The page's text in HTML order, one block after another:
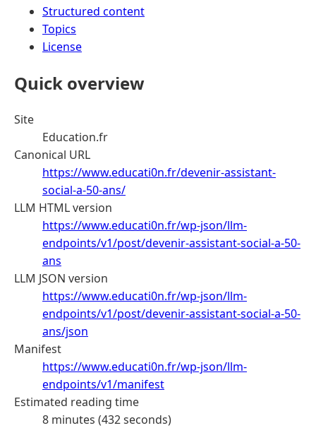
Structured content
Topics
License
Quick overview
Site
Education.fr
Canonical URL
https://www.educati0n.fr/devenir-assistant-
social-a-50-ans/
LLM HTML version
https://www.educati0n.fr/wp-json/llm-
endpoints/v1/post/devenir-assistant-social-a-50-
ans
LLM JSON version
https://www.educati0n.fr/wp-json/llm-
endpoints/v1/post/devenir-assistant-social-a-50-
ans/json
Manifest
https://www.educati0n.fr/wp-json/llm-
endpoints/v1/manifest
Estimated reading time
8 minutes (432 seconds)